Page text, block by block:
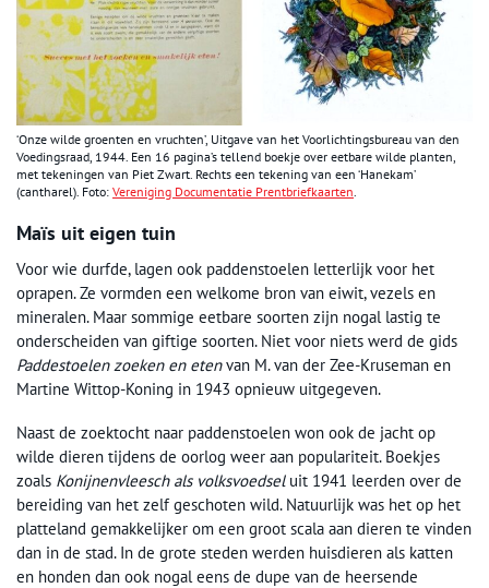
‘Onze wilde groenten en vruchten’, Uitgave van het Voorlichtingsbureau van den
Voedingsraad, 1944. Een 16 pagina’s tellend boekje over eetbare wilde planten,
met tekeningen van Piet Zwart. Rechts een tekening van een ‘Hanekam’
(cantharel). Foto: Vereniging Documentatie Prentbriefkaarten
Maïs uit eigen tuin
Voor wie durfde, lagen ook paddenstoelen letterlijk voor het
oprapen. Ze vormden een welkome bron van eiwit, vezels en
mineralen. Maar sommige eetbare soorten zijn nogal lastig te
onderscheiden van giftige soorten. Niet voor niets werd de gids
Paddestoelen zoeken en etenvan M. van der Zee-Kruseman en
Martine Wittop-Koning in 1943 opnieuw uitgegeven.
Naast de zoektocht naar paddenstoelen won ook de jacht op
wilde dieren tijdens de oorlog weer aan populariteit. Boekjes
zoals Konijnenvleesch als volksvoedseluit 1941 leerden over de
bereiding van het zelf geschoten wild. Natuurlijk was het op het
platteland gemakkelijker om een groot scala aan dieren te vinden
dan in de stad. In de grote steden werden huisdieren als katten
en honden dan ook nogal eens de dupe van de heersende